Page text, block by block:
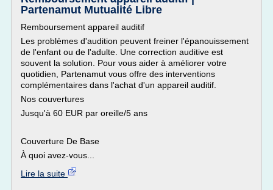
Partenamut Mutualité Libre
Remboursement appareil auditif
Les problèmes d'audition peuvent freiner l'épanouissement
de l'enfant ou de l'adulte. Une correction auditive est
souvent la solution. Pour vous aider à améliorer votre
quotidien, Partenamut vous offre des interventions
complémentaires dans l'achat d'un appareil auditif.
Nos couvertures
Jusqu'à 60 EUR par oreille/5 ans
Couverture De Base
À quoi avez-vous...
Lire la suite